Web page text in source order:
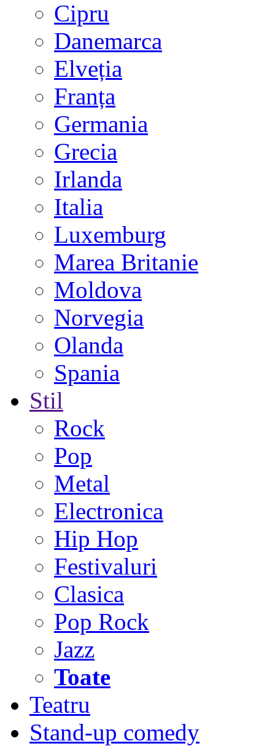
Cipru
Danemarca
Elveția
Franța
Germania
Grecia
Irlanda
Italia
Luxemburg
Marea Britanie
Moldova
Norvegia
Olanda
Spania
Stil
Rock
Pop
Metal
Electronica
Hip Hop
Festivaluri
Clasica
Pop Rock
Jazz
Toate
Teatru
Stand-up comedy